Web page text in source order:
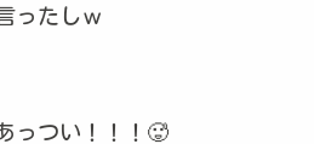
ったしｗ
っつい！！！🥵